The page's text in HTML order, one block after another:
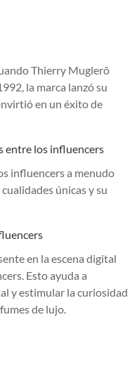
Thierry Muglerô
la marca lanzó su
en un éxito de
entre los influencers
influencers a menudo
únicas y su
en la escena digital
Esto ayuda a
y estimular la curiosidad
de lujo.